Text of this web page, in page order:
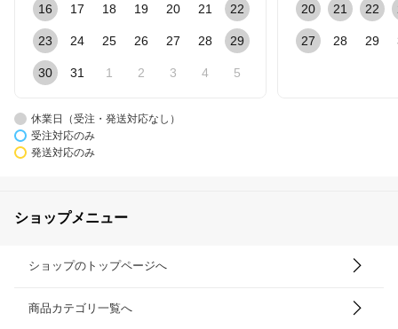
16 17 18 19 20 21 22
23 24 25 26 27 28 29
30 31 1 2 3 4 5
20 21 22
27 28 29
休業日（受注・発送対応なし）
受注対応のみ
発送対応のみ
ショップメニュー
ショップのトップページへ
商品カテゴリ一覧へ